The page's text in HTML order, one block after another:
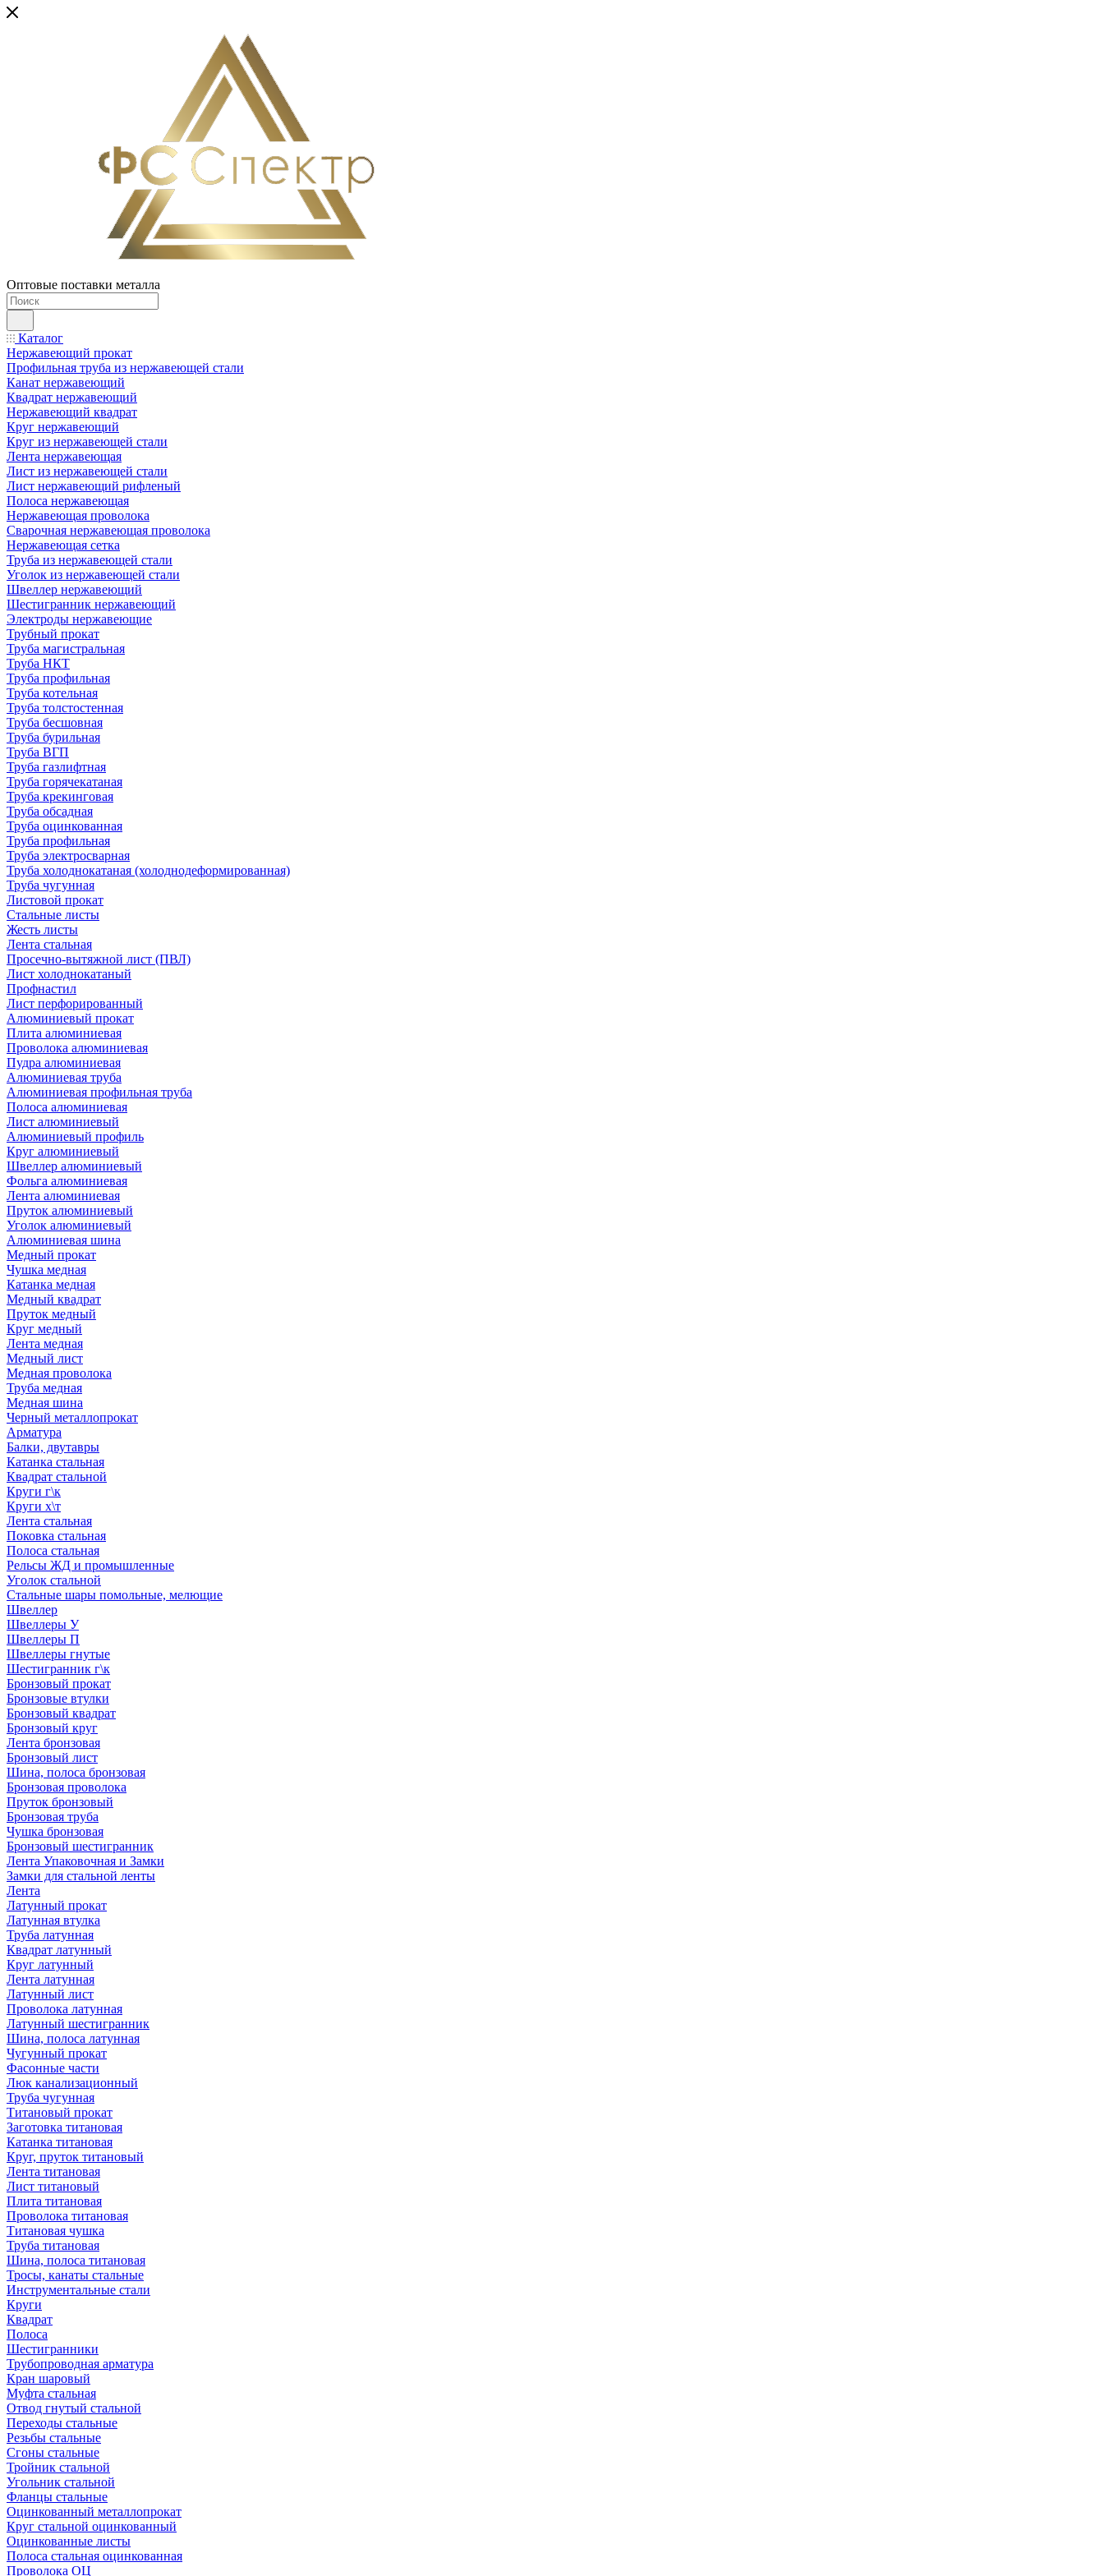
Оптовые поставки металла
Каталог
Нержавеющий прокат
Профильная труба из нержавеющей стали
Канат нержавеющий
Квадрат нержавеющий
Нержавеющий квадрат
Круг нержавеющий
Круг из нержавеющей стали
Лента нержавеющая
Лист из нержавеющей стали
Лист нержавеющий рифленый
Полоса нержавеющая
Нержавеющая проволока
Сварочная нержавеющая проволока
Нержавеющая сетка
Труба из нержавеющей стали
Уголок из нержавеющей стали
Швеллер нержавеющий
Шестигранник нержавеющий
Электроды нержавеющие
Трубный прокат
Труба магистральная
Труба НКТ
Труба профильная
Труба котельная
Труба толстостенная
Труба бесшовная
Труба бурильная
Труба ВГП
Труба газлифтная
Труба горячекатаная
Труба крекинговая
Труба обсадная
Труба оцинкованная
Труба профильная
Труба электросварная
Труба холоднокатаная (холоднодеформированная)
Труба чугунная
Листовой прокат
Стальные листы
Жесть листы
Лента стальная
Просечно-вытяжной лист (ПВЛ)
Лист холоднокатаный
Профнастил
Лист перфорированный
Алюминиевый прокат
Плита алюминиевая
Проволока алюминиевая
Пудра алюминиевая
Алюминиевая труба
Алюминиевая профильная труба
Полоса алюминиевая
Лист алюминиевый
Алюминиевый профиль
Круг алюминиевый
Швеллер алюминиевый
Фольга алюминиевая
Лента алюминиевая
Пруток алюминиевый
Уголок алюминиевый
Алюминиевая шина
Медный прокат
Чушка медная
Катанка медная
Медный квадрат
Пруток медный
Круг медный
Лента медная
Медный лист
Медная проволока
Труба медная
Медная шина
Черный металлопрокат
Арматура
Балки, двутавры
Катанка стальная
Квадрат стальной
Круги г\к
Круги х\т
Лента стальная
Поковка стальная
Полоса стальная
Рельсы ЖД и промышленные
Уголок стальной
Стальные шары помольные, мелющие
Швеллер
Швеллеры У
Швеллеры П
Швеллеры гнутые
Шестигранник г\к
Бронзовый прокат
Бронзовые втулки
Бронзовый квадрат
Бронзовый круг
Лента бронзовая
Бронзовый лист
Шина, полоса бронзовая
Бронзовая проволока
Пруток бронзовый
Бронзовая труба
Чушка бронзовая
Бронзовый шестигранник
Лента Упаковочная и Замки
Замки для стальной ленты
Лента
Латунный прокат
Латунная втулка
Труба латунная
Квадрат латунный
Круг латунный
Лента латунная
Латунный лист
Проволока латунная
Латунный шестигранник
Шина, полоса латунная
Чугунный прокат
Фасонные части
Люк канализационный
Труба чугунная
Титановый прокат
Заготовка титановая
Катанка титановая
Круг, пруток титановый
Лента титановая
Лист титановый
Плита титановая
Проволока титановая
Титановая чушка
Труба титановая
Шина, полоса титановая
Тросы, канаты стальные
Инструментальные стали
Круги
Квадрат
Полоса
Шестигранники
Трубопроводная арматура
Кран шаровый
Муфта стальная
Отвод гнутый стальной
Переходы стальные
Резьбы стальные
Сгоны стальные
Тройник стальной
Угольник стальной
Фланцы стальные
Оцинкованный металлопрокат
Круг стальной оцинкованный
Оцинкованные листы
Полоса стальная оцинкованная
Проволока ОЦ